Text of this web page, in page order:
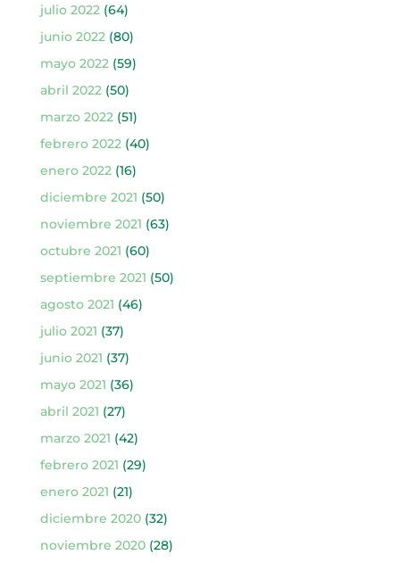
julio 2022(64)
junio 2022(80)
mayo 2022(59)
abril 2022(50)
marzo 2022(51)
febrero 2022(40)
enero 2022(16)
diciembre 2021 (50)
noviembre 2021 (63)
octubre 2021 (60)
septiembre 2021 (50)
agosto 2021 (46)
julio 2021 (37)
junio 2021 (37)
mayo 2021 (36)
abril 2021 (27)
marzo 2021 (42)
febrero 2021 (29)
enero 2021 (21)
diciembre 2020(32)
noviembre 2020(28)